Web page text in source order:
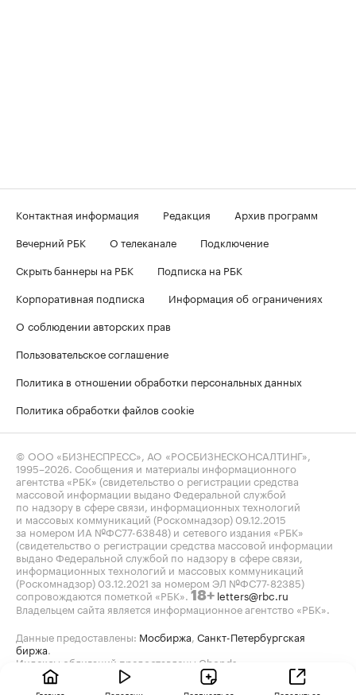
Контактная информация Редакция
Архив программ
Вечерний РБК
О телеканале
Подключение
Скрыть баннеры на РБК
Подписка на РБК
Корпоративная подписка
Информация об ограничениях
О соблюдении авторских прав
Пользовательское соглашение
Политика в отношении обработки персональных данных
Политика обработки файлов cookie
© ООО «БИЗНЕСПРЕСС», АО «РОСБИЗНЕСКОНСАЛТИНГ»,
1995–2026 . Сообщения и материалы информационного
агентства «РБК» (свидетельство о регистрации средства
массовой информации выдано Федеральной службой
по надзору в сфере связи, информационных технологий
и массовых коммуникаций (Роскомнадзор) 09.12.2015
за номером ИА №ФС77-63848) и сетевого издания «РБК»
(свидетельство о регистрации средства массовой информации
выдано Федеральной службой по надзору в сфере связи,
информационных технологий и массовых коммуникаций
(Роскомнадзор) 03.12.2021 за номером ЭЛ №ФС77-82385)
сопровождаются пометкой «РБК». 18+ letters@rbc.ru
Владельцем сайта является информационное агентство «РБК».
Данные предоставлены: Мосбиржа Санкт-Петербургская
биржа
Индексы облигаций предоставлены Cbonds.